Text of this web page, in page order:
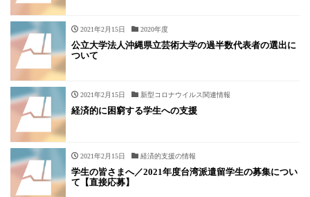
2021年2月15日 2020年度
公立大学法人沖縄県立芸術大学の過半数代表者の選出に
ついて
2021年2月15日 新型コロナウイルス関連情報
経済的に困窮する学生への支援
2021年2月15日 経済的支援の情報
学生の皆さまへ／2021年度台湾派遣留学生の募集につい
て【直接応募】